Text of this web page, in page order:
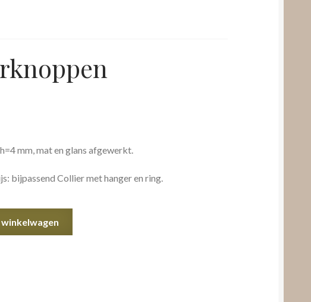
mm, mat en glans afgewerkt.
bijpassend Collier met hanger en ring.